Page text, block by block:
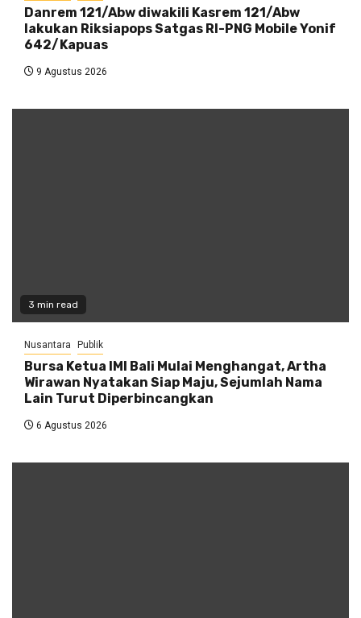
Danrem 121/Abw diwakili Kasrem 121/Abw
lakukan Riksiapops Satgas RI-PNG Mobile Yonif
642/Kapuas
9 Agustus 2026
3 min read
Nusantara Publik
Bursa Ketua IMI Bali Mulai Menghangat, Artha
Wirawan Nyatakan Siap Maju, Sejumlah Nama
Lain Turut Diperbincangkan
6 Agustus 2026